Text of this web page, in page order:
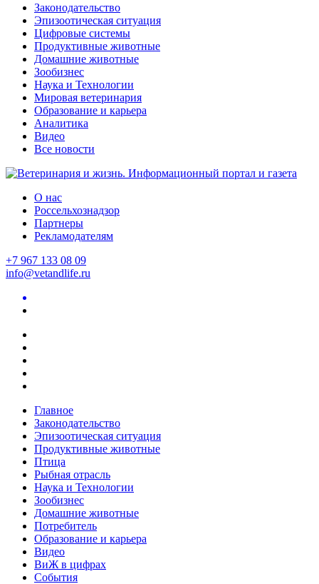
Законодательство
Эпизоотическая ситуация
Цифровые системы
Продуктивные животные
Домашние животные
Зообизнес
Наука и Технологии
Мировая ветеринария
Образование и карьера
Аналитика
Видео
Все новости
О нас
Россельхознадзор
Партнеры
Рекламодателям
+7 967 133 08 09
info@vetandlife.ru
Главное
Законодательство
Эпизоотическая ситуация
Продуктивные животные
Птица
Рыбная отрасль
Наука и Технологии
Зообизнес
Домашние животные
Потребитель
Образование и карьера
Видео
ВиЖ в цифрах
События